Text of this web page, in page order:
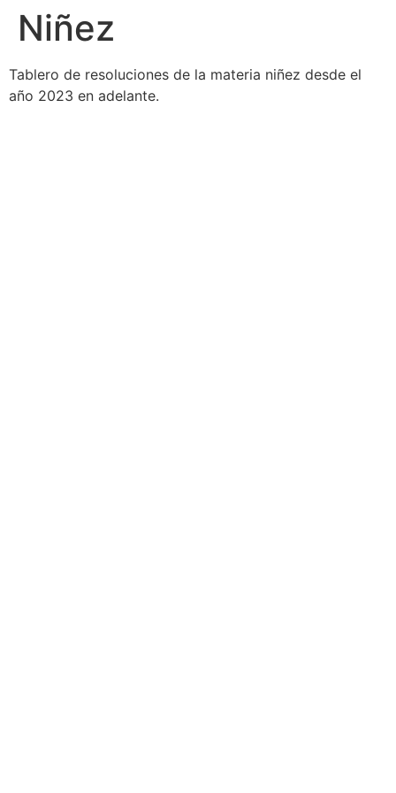
Niñez
Tablero de resoluciones de la materia niñez desde el
año 2023 en adelante.